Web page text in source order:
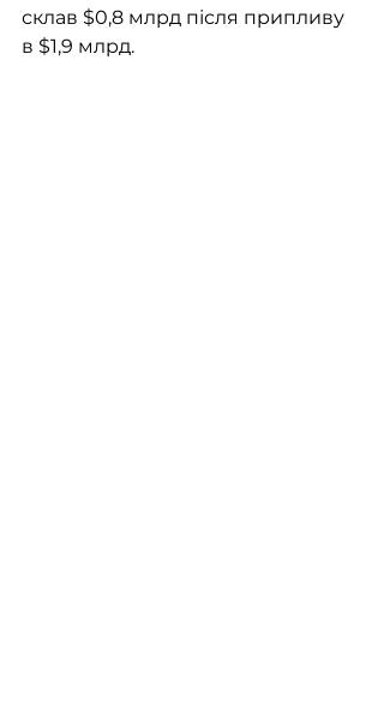
склав $0,8 млрд після припливу
в $1,9 млрд.